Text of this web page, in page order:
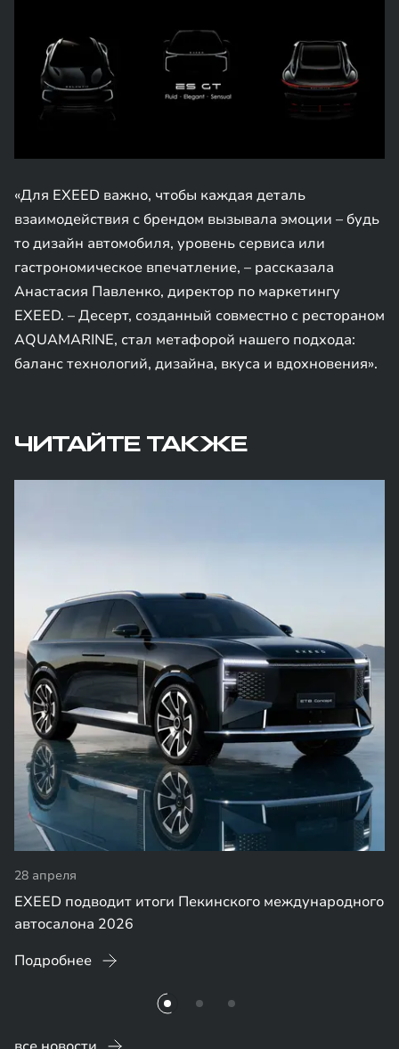
«Для EXEED важно, чтобы каждая деталь
взаимодействия с брендом вызывала эмоции – будь
то дизайн автомобиля, уровень сервиса или
гастрономическое впечатление, – рассказала
Анастасия Павленко, директор по маркетингу
EXEED. – Десерт, созданный совместно с рестораном
AQUAMARINE, стал метафорой нашего подхода:
баланс технологий, дизайна, вкуса и вдохновения».
ЧИТАЙТЕ ТАКЖЕ
28 апреля
EXEED подводит итоги Пекинского международного
автосалона 2026
Подробнее